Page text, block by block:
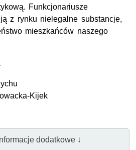
Funkcjonariusze
z rynku nielegalne substancje,
mieszkańców naszego
Kijek
dodatkowe ↓